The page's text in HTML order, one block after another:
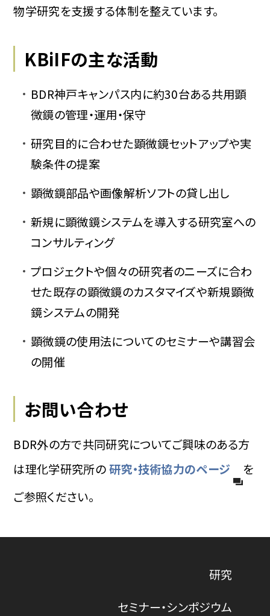
物学研究を支援する体制を整えています。
KBiIFの主な活動
BDR神戸キャンパス内に約30台ある共用顕
微鏡の管理・運用・保守
研究目的に合わせた顕微鏡セットアップや実
験条件の提案
顕微鏡部品や画像解析ソフトの貸し出し
新規に顕微鏡システムを導入する研究室への
コンサルティング
プロジェクトや個々の研究者のニーズに合わ
せた既存の顕微鏡のカスタマイズや新規顕微
鏡システムの開発
顕微鏡の使用法についてのセミナーや講習会
の開催
お問い合わせ
BDR外の方で共同研究についてご興味のある方
は理化学研究所の研究・技術協力のページ
を
ご参照ください。
研究
セミナー・シンポジウム